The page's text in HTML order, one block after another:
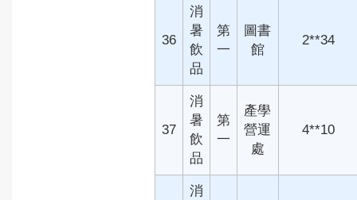
36
消
暑
飲
品
第
一
圖書
館
2**34
37
消
暑
飲
品
第
一
產學
營運
處
4**10
消